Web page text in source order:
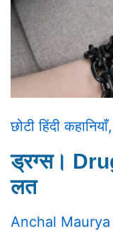
छोटी हिंदी कहानियाँ
ड्रग्स।
लत
Anchal Maurya